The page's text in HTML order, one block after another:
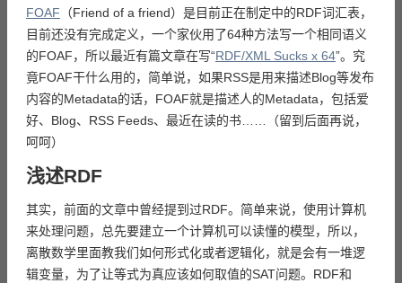
FOAF （Friend of a friend）是目前正在制定中的RDF词汇表，
目前还没有完成定义，一个家伙用了64种方法写一个相同语义
的FOAF，所以最近有篇文章在写“RDF/XML Sucks x 64”。究
竟FOAF干什么用的，简单说，如果RSS是用来描述Blog等发布
内容的Metadata的话，FOAF就是描述人的Metadata，包括爱
好、Blog、RSS Feeds、最近在读的书……（留到后面再说，
呵呵）
浅述RDF
其实，前面的文章中曾经提到过RDF。简单来说，使用计算机
来处理问题，总先要建立一个计算机可以读懂的模型，所以，
离散数学里面教我们如何形式化或者逻辑化，就是会有一堆逻
辑变量，为了让等式为真应该如何取值的SAT问题。RDF和